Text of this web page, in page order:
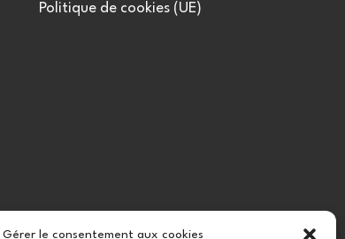
Gérer le consentement aux cookies
Politique de cookies (UE)